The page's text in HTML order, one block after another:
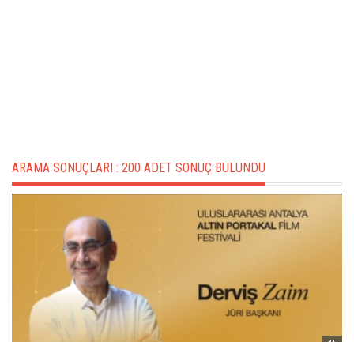
ARAMA SONUÇLARI : 200 ADET SONUÇ BULUNDU